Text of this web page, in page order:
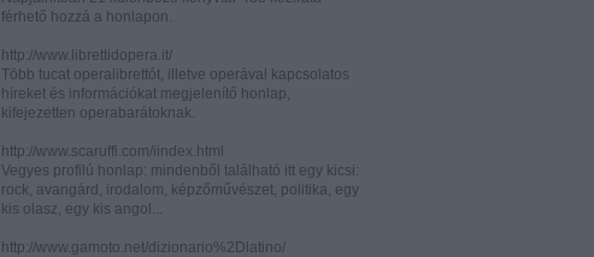
férhető hozzá a honlapon.
http://www.librettidopera.it/
Több tucat operalibrettót, illetve operával kapcsolatos
híreket és információkat megjelenítő honlap,
kifejezetten operabarátoknak.
http://www.scaruffi.com/iindex.html
Vegyes profilú honlap: mindenből található itt egy kicsi:
rock, avangárd, irodalom, képzőművészet, politika, egy
kis olasz, egy kis angol...
http://www.gamoto.net/dizionario%2Dlatino/